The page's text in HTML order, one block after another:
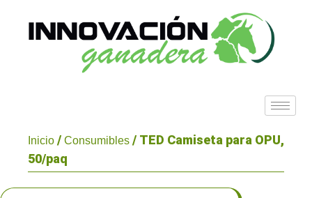
Inicio / Consumibles / TED Camiseta para OPU,
50/paq